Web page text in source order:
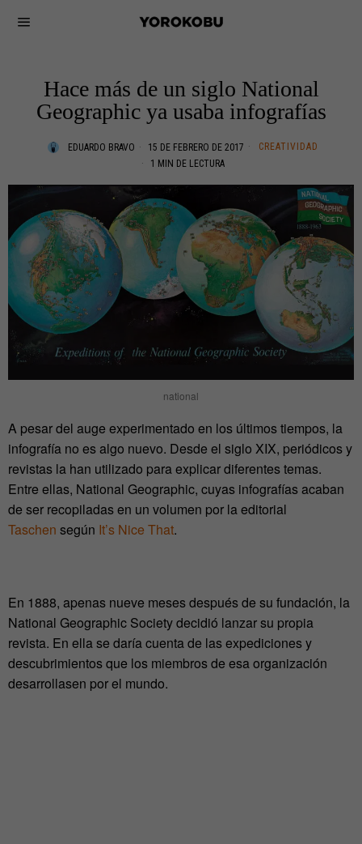
Hace más de un siglo National
Geographic ya usaba infografías
EDUARDO BRAVO 15 DE FEBRERO DE 2017
CREATIVIDAD
1 MIN DE LECTURA
national
A pesar del auge experimentado en los últimos tiempos, la
infografía no es algo nuevo. Desde el siglo XIX, periódicos y
revistas la han utilizado para explicar diferentes temas.
Entre ellas, National Geographic, cuyas infografías acaban
de ser recopiladas en un volumen por la editorial
Taschen según It’s Nice That.
En 1888, apenas nueve meses después de su fundación, la
National Geographic Society decidió lanzar su propia
revista. En ella se daría cuenta de las expediciones y
descubrimientos que los miembros de esa organización
desarrollasen por el mundo.